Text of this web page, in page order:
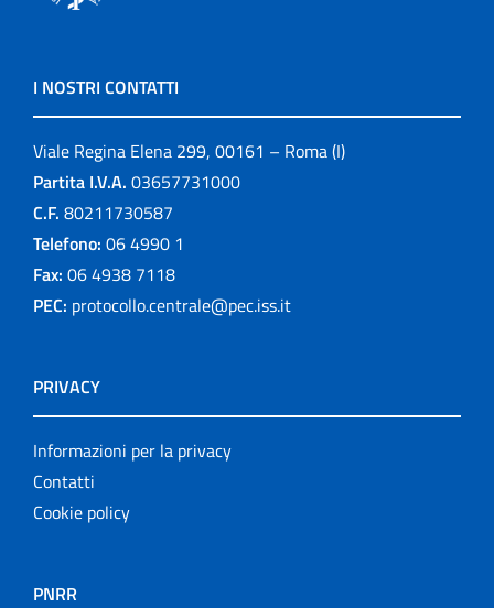
I NOSTRI CONTATTI
Viale Regina Elena 299, 00161 – Roma (I)
Partita I.V.A. 03657731000
C.F. 80211730587
Telefono: 06 4990 1
Fax: 06 4938 7118
PEC: protocollo.centrale@pec.iss.it
PRIVACY
Informazioni per la privacy
Contatti
Cookie policy
PNRR